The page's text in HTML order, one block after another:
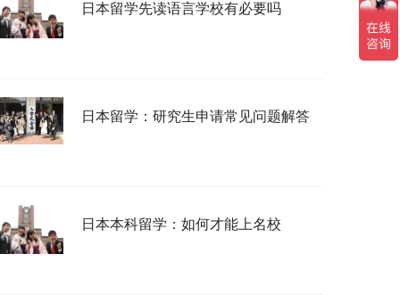
日本留学先读语言学校有必要吗
日本留学：研究生申请常见问题解答
日本本科留学：如何才能上名校